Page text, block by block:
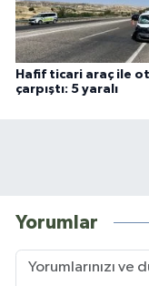
Hafif ticari araç ile
çarpıştı: 5 yaralı
Yorumlar